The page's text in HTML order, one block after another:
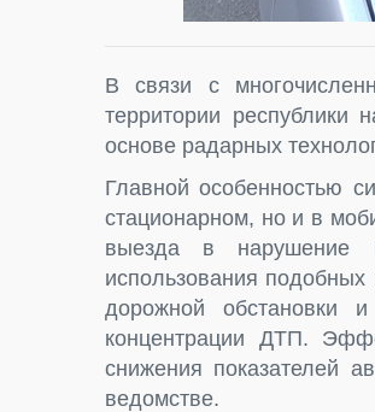
В связи с
территории республики
основе радарных
Главной особенностью
стационарном, но и в
выезда в нарушение
использования
дорожной обстановки
концентрации ДТП.
снижения показателей
ведомстве.